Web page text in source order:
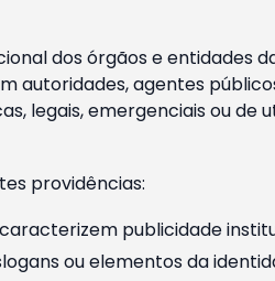
dos órgãos e entidades
agentes
legais, emergenciais ou de
providências:
publicidade
ou elementos da